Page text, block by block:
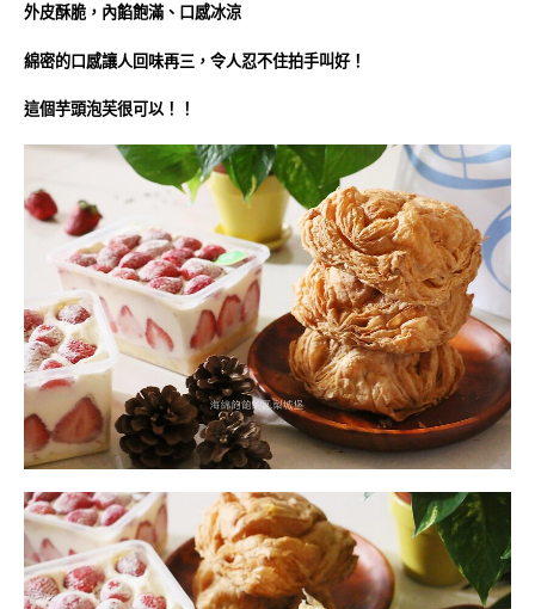
外皮酥脆，內餡飽滿、口感冰涼
綿密的口感讓人回味再三，令人忍不住拍手叫好！
這個芋頭泡芙很可以！！